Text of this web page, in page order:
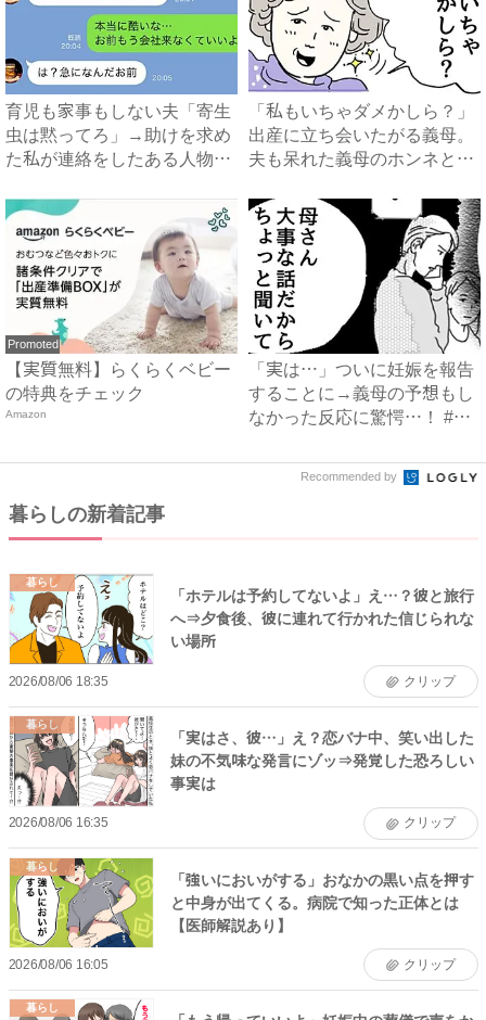
育児も家事もしない夫「寄生
虫は黙ってろ」→助けを求め
た私が連絡をしたある人物と
「私もいちゃダメかしら？」
出産に立ち会いたがる義母。
夫も呆れた義母のホンネと
Promoted
【実質無料】らくらくベビー
の特典をチェック
Amazon
「実は…」ついに妊娠を報告
することに→義母の予想もし
なかった反応に驚愕…！ #
Recommended by
暮らしの新着記事
暮らし
「ホテルは予約してないよ」え…？彼と旅行
へ⇒夕食後、彼に連れて行かれた信じられな
い場所
2026/08/06 18:35 クリップ
暮らし
「実はさ、彼…」え？恋バナ中、笑い出した
妹の不気味な発言にゾッ⇒発覚した恐ろしい
事実は
2026/08/06 16:35 クリップ
暮らし
「強いにおいがする」おなかの黒い点を押す
と中身が出てくる。病院で知った正体とは
【医師解説あり】
2026/08/06 16:05 クリップ
暮らし